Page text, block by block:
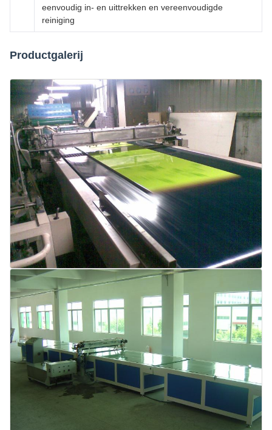
eenvoudig in- en uittrekken en vereenvoudigde
reiniging
Productgalerij